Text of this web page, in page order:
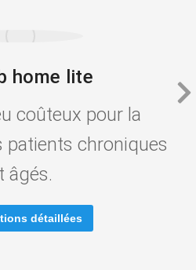
home lite
coûteux pour la
patients chroniques
âgés.
détaillées